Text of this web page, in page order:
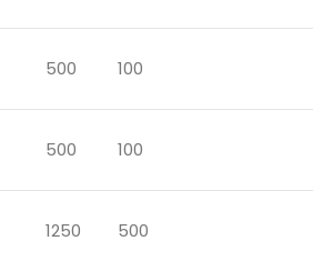
500 100
500 100
1250 500